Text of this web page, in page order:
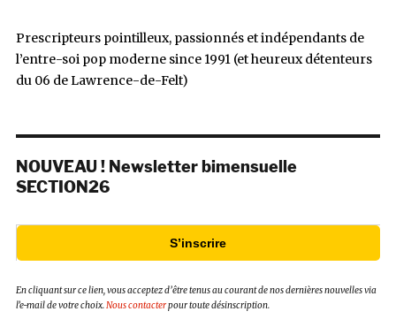
Prescripteurs pointilleux, passionnés et indépendants de
l’entre-soi pop moderne since 1991 (et heureux détenteurs
du 06 de Lawrence-de-Felt)
NOUVEAU ! Newsletter bimensuelle
SECTION26
S’inscrire
En cliquant sur ce lien, vous acceptez d’être tenus au courant de nos dernières nouvelles via
l’e-mail de votre choix.Nous contacterpour toute désinscription.